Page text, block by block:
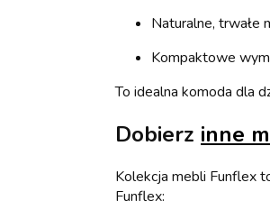
Naturalne, trwałe
Kompaktowe
To idealna komoda dla
Dobierz inne
Kolekcja mebli Funflex
Funflex: